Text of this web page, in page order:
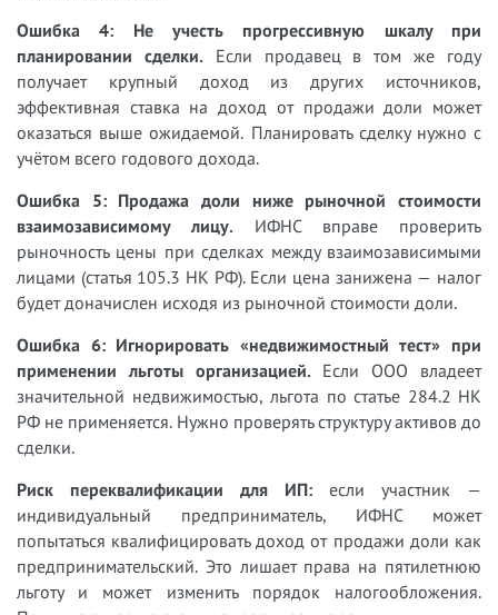
Ошибка 4: Не учесть прогрессивную шкалу при
планировании сделки. Если продавец в том же году
получает крупный доход из других источников,
эффективная ставка на доход от продажи доли может
оказаться выше ожидаемой. Планировать сделку нужно с
учётом всего годового дохода.
Ошибка 5: Продажа доли ниже рыночной стоимости
взаимозависимому лицу. ИФНС вправе проверить
рыночность цены при сделках между взаимозависимыми
лицами (статья 105.3 НК РФ). Если цена занижена — налог
будет доначислен исходя из рыночной стоимости доли.
Ошибка 6: Игнорировать «недвижимостный тест» при
применении льготы организацией. Если ООО владеет
значительной недвижимостью, льгота по статье 284.2 НК
РФ не применяется. Нужно проверять структуру активов до
сделки.
Риск переквалификации для ИП: если участник —
индивидуальный предприниматель, ИФНС может
попытаться квалифицировать доход от продажи доли как
предпринимательский. Это лишает права на пятилетнюю
льготу и может изменить порядок налогообложения.